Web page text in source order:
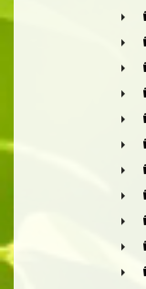
►
►
►
►
►
►
►
►
►
►
►